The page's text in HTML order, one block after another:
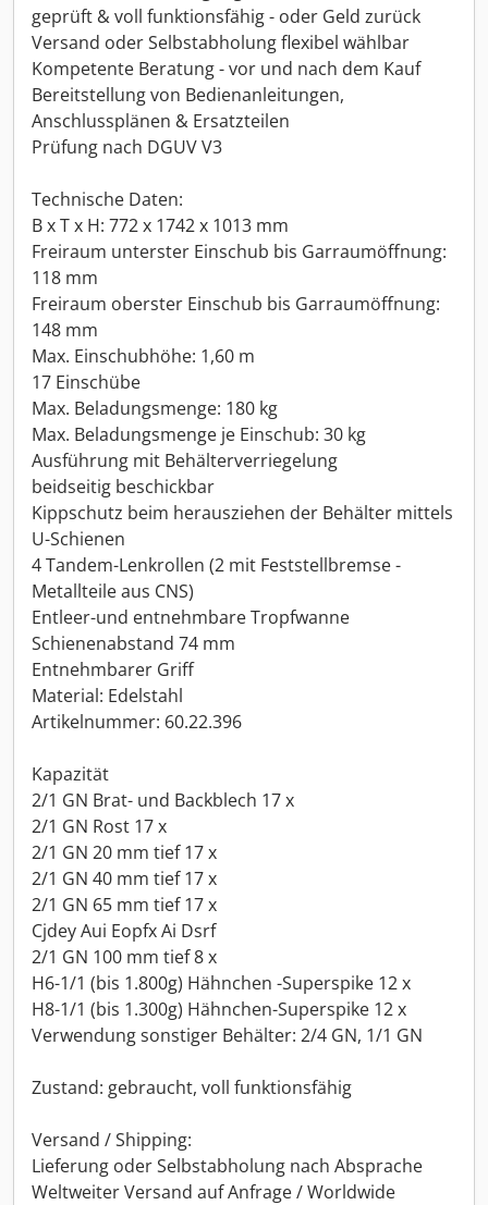
geprüft & voll funktionsfähig - oder Geld zurück
Versand oder Selbstabholung flexibel wählbar
Kompetente Beratung - vor und nach dem Kauf
Bereitstellung von Bedienanleitungen,
Anschlussplänen & Ersatzteilen
Prüfung nach DGUV V3
Technische Daten:
B x T x H: 772 x 1742 x 1013 mm
Freiraum unterster Einschub bis Garraumöffnung:
118 mm
Freiraum oberster Einschub bis Garraumöffnung:
148 mm
Max. Einschubhöhe: 1,60 m
17 Einschübe
Max. Beladungsmenge: 180 kg
Max. Beladungsmenge je Einschub: 30 kg
Ausführung mit Behälterverriegelung
beidseitig beschickbar
Kippschutz beim herausziehen der Behälter mittels
U-Schienen
4 Tandem-Lenkrollen (2 mit Feststellbremse -
Metallteile aus CNS)
Entleer-und entnehmbare Tropfwanne
Schienenabstand 74 mm
Entnehmbarer Griff
Material: Edelstahl
Artikelnummer: 60.22.396
Kapazität
2/1 GN Brat- und Backblech 17 x
2/1 GN Rost 17 x
2/1 GN 20 mm tief 17 x
2/1 GN 40 mm tief 17 x
2/1 GN 65 mm tief 17 x
Cjdey Aui Eopfx Ai Dsrf
2/1 GN 100 mm tief 8 x
H6-1/1 (bis 1.800g) Hähnchen -Superspike 12 x
H8-1/1 (bis 1.300g) Hähnchen-Superspike 12 x
Verwendung sonstiger Behälter: 2/4 GN, 1/1 GN
Zustand: gebraucht, voll funktionsfähig
Versand / Shipping:
Lieferung oder Selbstabholung nach Absprache
Weltweiter Versand auf Anfrage / Worldwide